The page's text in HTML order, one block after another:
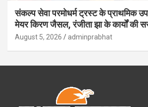
संकल्प सेवा परमोधर्म ट्रस्ट के प्राथमिक
मेयर किरण जैसल, रंजीता झा के कार्यों की
August 5, 2026 adminprabhat